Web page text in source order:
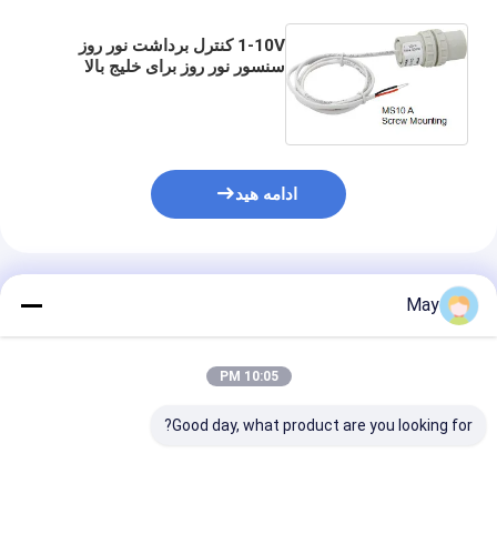
1-10V کنترل برداشت نور روز
سنسور نور روز برای خلیج بالا
ادامه هید
محصولات توصیه شده
May
10:05 PM
Good day, what product are you looking for?